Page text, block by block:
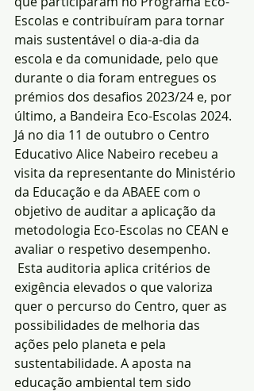
Escolas e contribuíram para tornar
mais sustentável o dia-a-dia da
escola e da comunidade, pelo que
durante o dia foram entregues os
prémios dos desafios 2023/24 e, por
último, a Bandeira Eco-Escolas 2024.
Já no dia 11 de outubro o Centro
Educativo Alice Nabeiro recebeu a
visita da representante do Ministério
da Educação e da ABAEE com o
objetivo de auditar a aplicação da
metodologia Eco-Escolas no CEAN e
avaliar o respetivo desempenho.
Esta auditoria aplica critérios de
exigência elevados o que valoriza
quer o percurso do Centro, quer as
possibilidades de melhoria das
ações pelo planeta e pela
sustentabilidade. A aposta na
educação ambiental tem sido